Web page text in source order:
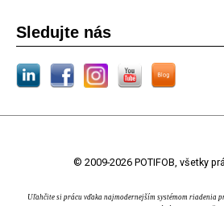
Sledujte nás
© 2009-2026 POTIFOB, všetky
Uľahčite si prácu vďaka najmodernejším systémom riadenia